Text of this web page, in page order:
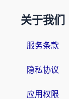
关于我们
服务条款
隐私协议
应用权限